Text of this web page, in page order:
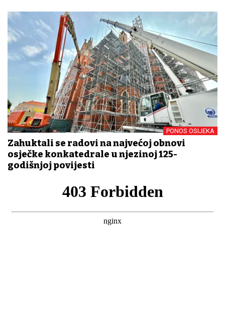
PONOS OSIJEKA
Zahuktali se radovi na najvećoj obnovi
osječke konkatedrale u njezinoj 125-
godišnjoj povijesti